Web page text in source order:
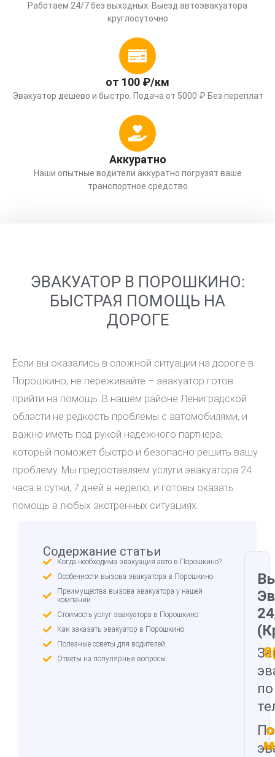
Работаем 24/7 без выходных. Выезд автоэвакуатора
круглосуточно
от 100 ₽/км
Эвакуатор дешево и быстро. Подача от 5000 ₽ Без переплат
Аккуратно
Наши опытные водители аккуратно погрузят ваше
транспортное средство
ЭВАКУАТОР В ПОРОШКИНО:
БЫСТРАЯ ПОМОЩЬ НА
ДОРОГЕ
Если вы оказались в сложной ситуации на дороге в
Порошкино, не переживайте – эвакуатор готов
прийти на помощь. В нашем районе Лениградской
области не редкость проблемы с автомобилями, и
важно иметь под рукой надежного партнера,
который поможет быстро и безопасно решить вашу
проблему. Мы предоставляем услуги эвакуатора 24
часа в сутки, 7 дней в неделю, и готовы оказать
помощь в любых экстренных ситуациях.
Содержание статьи
Когда необходима эвакуация авто в Порошкино?
Особенности вызова эвакуатора в Порошкино.
Преимущества вызова эвакуатора у нашей
компании
Стоимость услуг эвакуатора в Порошкино
Как заказать эвакуатор в Порошкино
Полезные советы для водителей
Ответы на популярные вопросы
по